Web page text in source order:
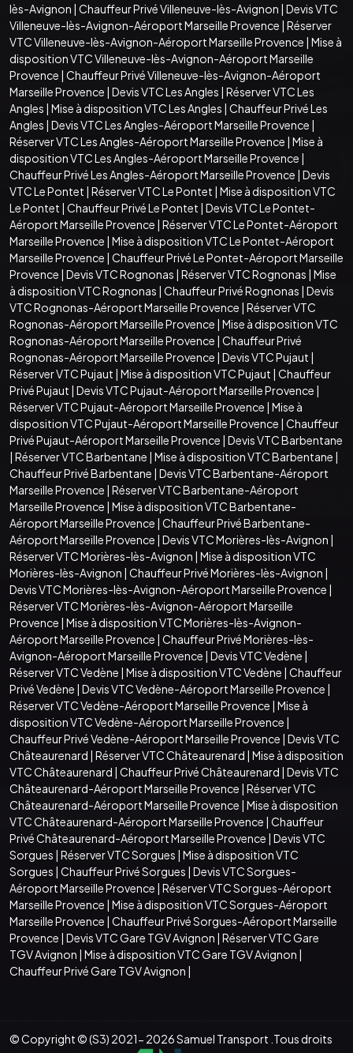
lès-Avignon | Chauffeur Privé Villeneuve-lès-Avignon | Devis VTC
Villeneuve-lès-Avignon-Aéroport Marseille Provence | Réserver
VTC Villeneuve-lès-Avignon-Aéroport Marseille Provence | Mise à
disposition VTC Villeneuve-lès-Avignon-Aéroport Marseille
Provence | Chauffeur Privé Villeneuve-lès-Avignon-Aéroport
Marseille Provence | Devis VTC Les Angles | Réserver VTC Les
Angles | Mise à disposition VTC Les Angles | Chauffeur Privé Les
Angles | Devis VTC Les Angles-Aéroport Marseille Provence |
Réserver VTC Les Angles-Aéroport Marseille Provence | Mise à
disposition VTC Les Angles-Aéroport Marseille Provence |
Chauffeur Privé Les Angles-Aéroport Marseille Provence | Devis
VTC Le Pontet | Réserver VTC Le Pontet | Mise à disposition VTC
Le Pontet | Chauffeur Privé Le Pontet | Devis VTC Le Pontet-
Aéroport Marseille Provence | Réserver VTC Le Pontet-Aéroport
Marseille Provence | Mise à disposition VTC Le Pontet-Aéroport
Marseille Provence | Chauffeur Privé Le Pontet-Aéroport Marseille
Provence | Devis VTC Rognonas | Réserver VTC Rognonas | Mise
à disposition VTC Rognonas | Chauffeur Privé Rognonas | Devis
VTC Rognonas-Aéroport Marseille Provence | Réserver VTC
Rognonas-Aéroport Marseille Provence | Mise à disposition VTC
Rognonas-Aéroport Marseille Provence | Chauffeur Privé
Rognonas-Aéroport Marseille Provence | Devis VTC Pujaut |
Réserver VTC Pujaut | Mise à disposition VTC Pujaut | Chauffeur
Privé Pujaut | Devis VTC Pujaut-Aéroport Marseille Provence |
Réserver VTC Pujaut-Aéroport Marseille Provence | Mise à
disposition VTC Pujaut-Aéroport Marseille Provence | Chauffeur
Privé Pujaut-Aéroport Marseille Provence | Devis VTC Barbentane
| Réserver VTC Barbentane | Mise à disposition VTC Barbentane |
Chauffeur Privé Barbentane | Devis VTC Barbentane-Aéroport
Marseille Provence | Réserver VTC Barbentane-Aéroport
Marseille Provence | Mise à disposition VTC Barbentane-
Aéroport Marseille Provence | Chauffeur Privé Barbentane-
Aéroport Marseille Provence | Devis VTC Morières-lès-Avignon |
Réserver VTC Morières-lès-Avignon | Mise à disposition VTC
Morières-lès-Avignon | Chauffeur Privé Morières-lès-Avignon |
Devis VTC Morières-lès-Avignon-Aéroport Marseille Provence |
Réserver VTC Morières-lès-Avignon-Aéroport Marseille
Provence | Mise à disposition VTC Morières-lès-Avignon-
Aéroport Marseille Provence | Chauffeur Privé Morières-lès-
Avignon-Aéroport Marseille Provence | Devis VTC Vedène |
Réserver VTC Vedène | Mise à disposition VTC Vedène | Chauffeur
Privé Vedène | Devis VTC Vedène-Aéroport Marseille Provence |
Réserver VTC Vedène-Aéroport Marseille Provence | Mise à
disposition VTC Vedène-Aéroport Marseille Provence |
Chauffeur Privé Vedène-Aéroport Marseille Provence | Devis VTC
Châteaurenard | Réserver VTC Châteaurenard | Mise à disposition
VTC Châteaurenard | Chauffeur Privé Châteaurenard | Devis VTC
Châteaurenard-Aéroport Marseille Provence | Réserver VTC
Châteaurenard-Aéroport Marseille Provence | Mise à disposition
VTC Châteaurenard-Aéroport Marseille Provence | Chauffeur
Privé Châteaurenard-Aéroport Marseille Provence | Devis VTC
Sorgues | Réserver VTC Sorgues | Mise à disposition VTC
Sorgues | Chauffeur Privé Sorgues | Devis VTC Sorgues-
Aéroport Marseille Provence | Réserver VTC Sorgues-Aéroport
Marseille Provence | Mise à disposition VTC Sorgues-Aéroport
Marseille Provence | Chauffeur Privé Sorgues-Aéroport Marseille
Provence | Devis VTC Gare TGV Avignon | Réserver VTC Gare
TGV Avignon | Mise à disposition VTC Gare TGV Avignon |
Chauffeur Privé Gare TGV Avignon |
© Copyright © (S3) 2021- 2026 Samuel Transport .Tous droits